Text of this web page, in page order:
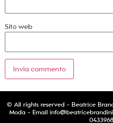
Sito web
© All rights reserved - Beatrice
Moda - Email